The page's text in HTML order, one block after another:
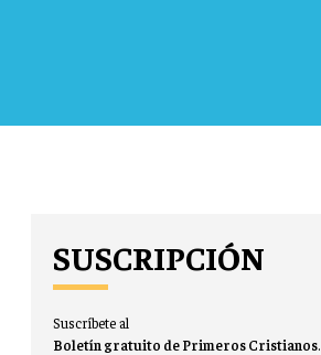
SUSCRIPCIÓN
Suscríbete al
Boletín gratuito de Primeros Cristianos.